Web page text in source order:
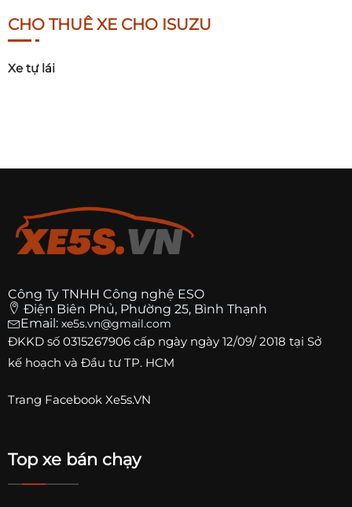
CHO THUÊ XE CHO ISUZU
Xe tự lái
Công Ty TNHH Công nghệ ESO
Điện Biên Phủ, Phường 25, Bình Thạnh
Email: xe5s.vn@gmail.com
ĐKKD số 0315267906 cấp ngày ngày 12/09/ 2018 tại Sở
kế hoạch và Đầu tư TP. HCM
Trang Facebook Xe5s.VN
Top xe bán chạy